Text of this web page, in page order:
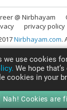
@ Nirbhayam
privacy policy
Nirbhayam.com.
we use cookies
We hope
cookies in your
Nah! Cookies are